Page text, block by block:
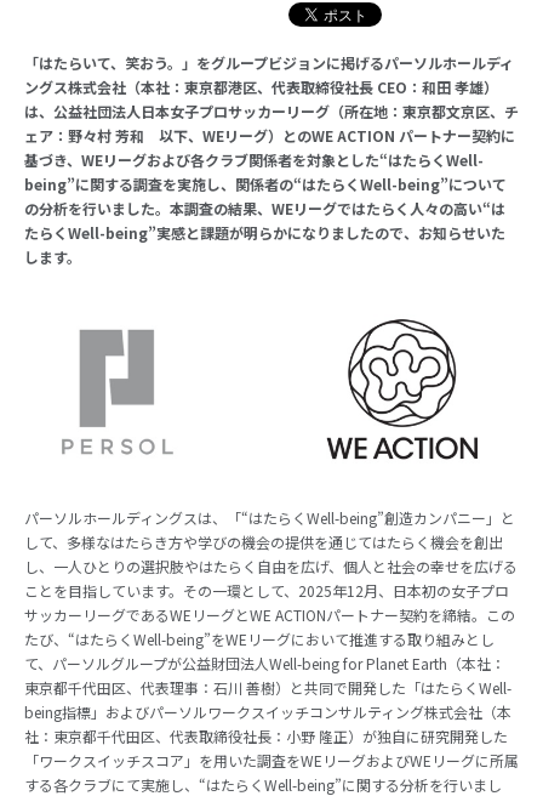
「はたらいて、笑おう。」をグループビジョンに掲げるパーソルホールディ
ングス株式会社（本社：東京都港区、代表取締役社長 CEO：和田 孝雄）
は、公益社団法人日本女子プロサッカーリーグ（所在地：東京都文京区、チ
ェア：野々村 芳和 以下、WEリーグ）とのWE ACTION パートナー契約に
基づき、WEリーグおよび各クラブ関係者を対象とした“はたらくWell-
being”に関する調査を実施し、関係者の“はたらくWell-being”について
の分析を行いました。本調査の結果、WEリーグではたらく人々の高い“は
たらくWell-being”実感と課題が明らかになりましたので、お知らせいた
します。
パーソルホールディングスは、「“はたらくWell-being”創造カンパニー」と
して、多様なはたらき方や学びの機会の提供を通じてはたらく機会を創出
し、一人ひとりの選択肢やはたらく自由を広げ、個人と社会の幸せを広げる
ことを目指しています。その一環として、2025年12月、日本初の女子プロ
サッカーリーグであるWEリーグとWE ACTIONパートナー契約を締結。この
たび、“はたらくWell-being”をWEリーグにおいて推進する取り組みとし
て、パーソルグループが公益財団法人Well-being for Planet Earth（本社：
東京都千代田区、代表理事：石川 善樹）と共同で開発した「はたらくWell-
being指標」およびパーソルワークスイッチコンサルティング株式会社（本
社：東京都千代田区、代表取締役社長：小野 隆正）が独自に研究開発した
「ワークスイッチスコア」を用いた調査をWEリーグおよびWEリーグに所属
する各クラブにて実施し、“はたらくWell-being”に関する分析を行いまし